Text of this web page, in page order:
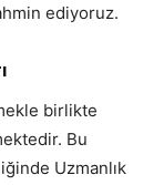
ediyoruz.
birlikte
Bu
Uzmanlık